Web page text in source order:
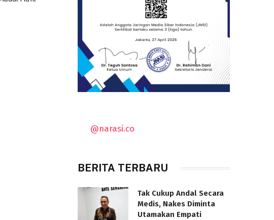
@narasi.co
BERITA TERBARU
Tak Cukup Andal Secara
Medis, Nakes Diminta
Utamakan Empati